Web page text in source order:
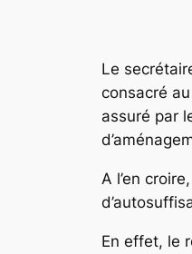
Le
consacré
assuré par
A l’en
En effet, le